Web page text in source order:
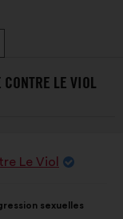
LE VIOL
Le Viol
sexuelles